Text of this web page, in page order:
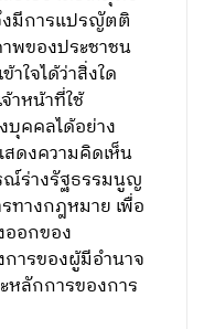
งมีการแปรญัตติ
พของประชาชน
ใจได้ว่าสิ่งใด
าหน้าที่ใช้
คคลได้อย่าง
ดงความคิดเห็น
ณ์ร่างรัฐธรรมนูญ
ทางกฎหมาย เพื่อ
ออกของ
ารของผู้มีอำนาจ
ลักการของการ